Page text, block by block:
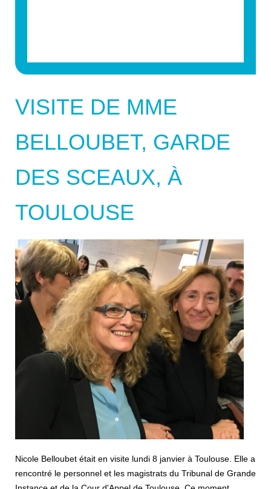
VISITE DE MME
BELLOUBET, GARDE
DES SCEAUX, À
TOULOUSE
Nicole Belloubet était en visite lundi 8 janvier à Toulouse. Elle a
rencontré le personnel et les magistrats du Tribunal de Grande